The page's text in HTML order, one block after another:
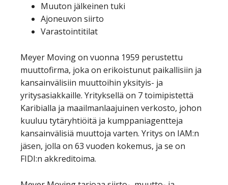
Muuton jälkeinen tuki
Ajoneuvon siirto
Varastointitilat
Meyer Moving on vuonna 1959 perustettu
muuttofirma, joka on erikoistunut paikallisiin ja
kansainvälisiin muuttoihin yksityis- ja
yritysasiakkaille. Yrityksellä on 7 toimipistettä
Karibialla ja maailmanlaajuinen verkosto, johon
kuuluu tytäryhtiöitä ja kumppaniagentteja
kansainvälisiä muuttoja varten. Yritys on IAM:n
jäsen, jolla on 63 vuoden kokemus, ja se on
FIDI:n akkreditoima.